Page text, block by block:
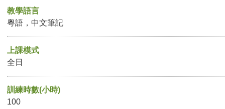
教學語言
粵語，中文筆記
上課模式
全日
訓練時數(小時)
100